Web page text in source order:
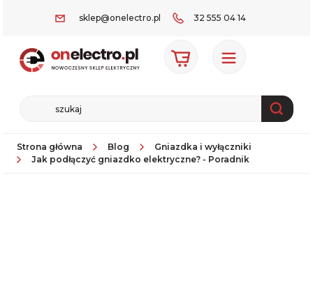
sklep@onelectro.pl 32 555 04 14
Strona główna Blog
Gniazdka i wyłączniki
Jak podłączyć gniazdko elektryczne? - Poradnik